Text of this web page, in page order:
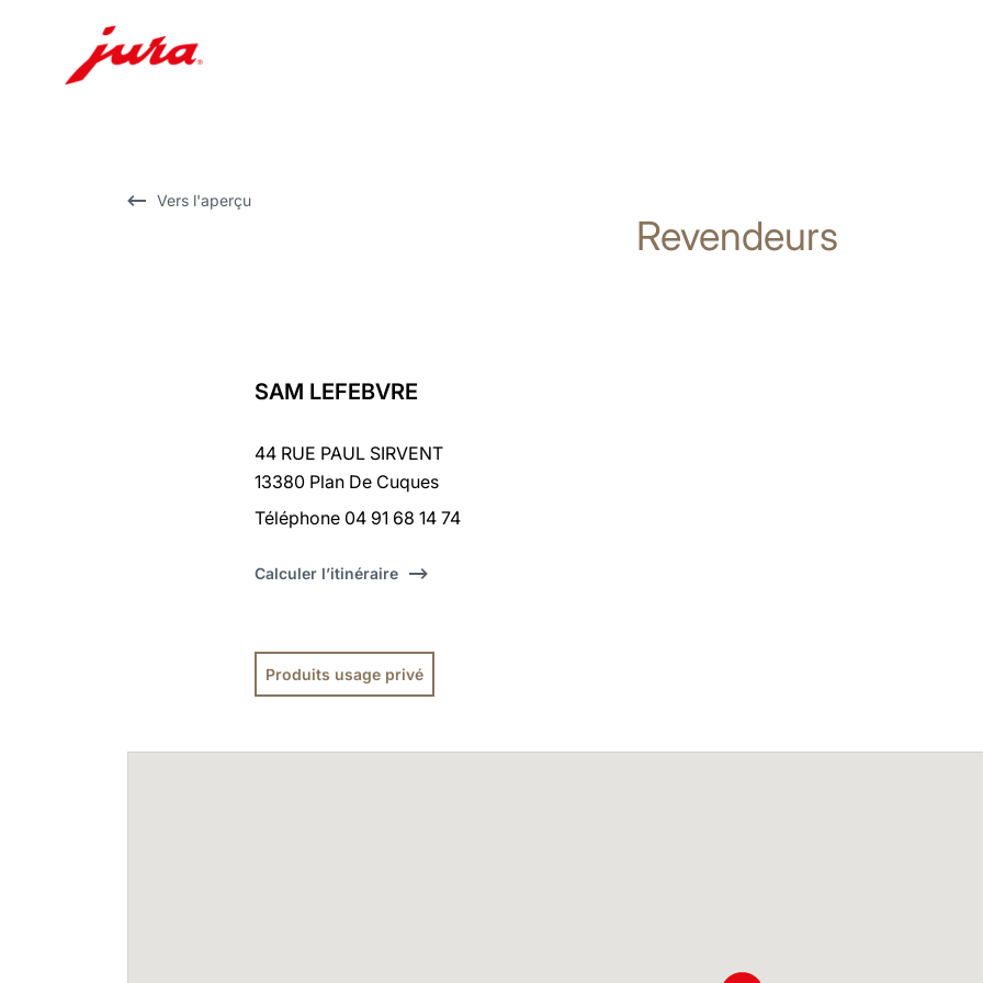
Vers l'aperçu
Revendeurs
SAM LEFEBVRE
44 RUE PAUL SIRVENT
13380 Plan De Cuques
Téléphone 04 91 68 14 74
Calculer l’itinéraire
Produits usage privé